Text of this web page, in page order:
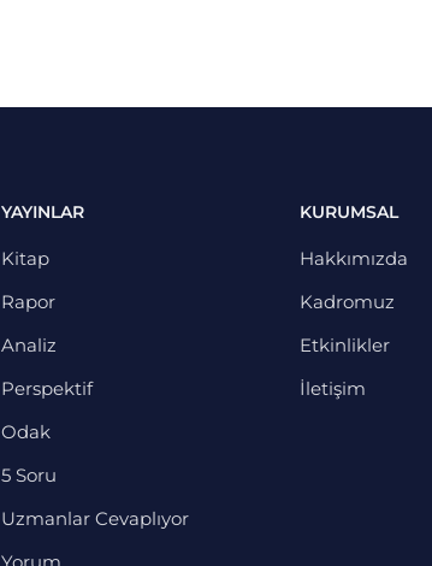
YAYINLAR
Kitap
Rapor
Analiz
Perspektif
Odak
5 Soru
Uzmanlar Cevaplıyor
KURUMSAL
Hakkımızda
Kadromuz
Etkinlikler
İletişim